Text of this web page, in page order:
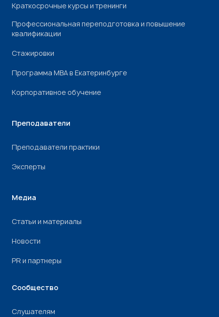
Краткосрочные курсы и тренинги
Профессиональная переподготовка и повышение
квалификации
Стажировки
Программа МВА в Екатеринбурге
Корпоративное обучение
Преподаватели
Преподаватели практики
Эксперты
Медиа
Статьи и материалы
Новости
PR и партнеры
Сообщество
Слушателям